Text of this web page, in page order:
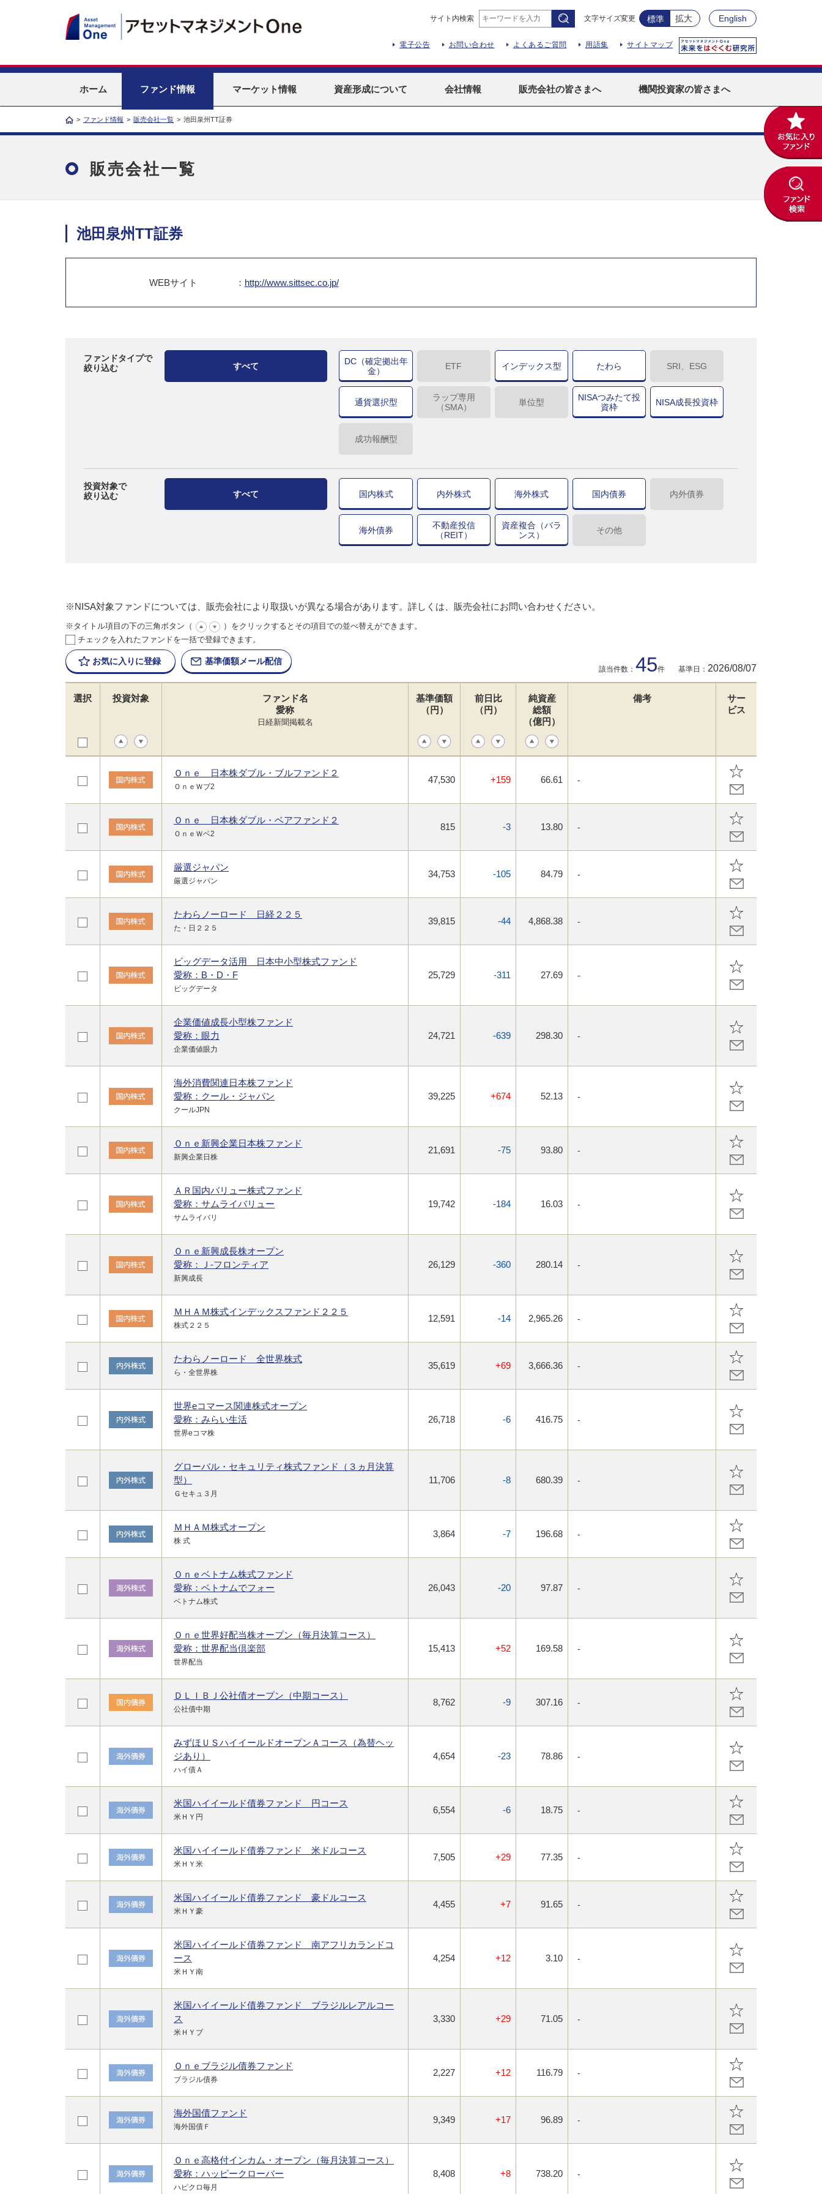
サイト内検索 文字サイズ変更 標準 拡大 English
電子公告 お問い合わせ よくあるご質問 用語集 サイトマップ
ホーム ファンド情報 マーケット情報 資産形成について 会社情報 販売会社の皆さまへ 機関投資家の皆さまへ
> ファンド情報 > 販売会社一覧 > 池田泉州TT証券
販売会社一覧
池田泉州TT証券
WEBサイト ： http://www.sittsec.co.jp/
ファンドタイプで
絞り込む
すべて
DC（確定拠出年
金）
ETF インデックス型 たわら SRI、ESG
通貨選択型
ラップ専用
（SMA）
単位型
NISAつみたて投
資枠
NISA成長投資枠
成功報酬型
投資対象で
絞り込む
すべて 国内株式 内外株式 海外株式 国内債券 内外債券
海外債券
不動産投信
（REIT）
資産複合（バラ
ンス）
その他
※NISA対象ファンドについては、販売会社により取扱いが異なる場合があります。詳しくは、販売会社にお問い合わせください。
※タイトル項目の下の三角ボタン（
）をクリックするとその項目での並べ替えができます。
チェックを入れたファンドを一括で登録できます。
お気に入りに登録 基準価額メール配信
該当件数： 45件 基準日： 2026/08/07
選択 投資対象
ファンド名
愛称
日経新聞掲載名
基準価額
（円）
前日比
（円）
純資産
総額
（億円）
備考
サー
ビス
Ｏｎｅ 日本株ダブル・ブルファンド２
ＯｎｅＷブ2
47,530 +159 66.61 -
Ｏｎｅ 日本株ダブル・ベアファンド２
ＯｎｅＷベ2
815 -3 13.80 -
厳選ジャパン
厳選ジャパン
34,753 -105 84.79 -
たわらノーロード 日経２２５
た・日２２５
39,815 -44 4,868.38 -
ビッグデータ活用 日本中小型株式ファンド
愛称：B・D・F
ビッグデータ
25,729 -311 27.69 -
企業価値成長小型株ファンド
愛称：眼力
企業価値眼力
24,721 -639 298.30 -
海外消費関連日本株ファンド
愛称：クール・ジャパン
クールJPN
39,225 +674 52.13 -
Ｏｎｅ新興企業日本株ファンド
新興企業日株
21,691 -75 93.80 -
ＡＲ国内バリュー株式ファンド
愛称：サムライバリュー
サムライバリ
19,742 -184 16.03 -
Ｏｎｅ新興成長株オープン
愛称：Ｊ-フロンティア
新興成長
26,129 -360 280.14 -
ＭＨＡＭ株式インデックスファンド２２５
株式２２５
12,591 -14 2,965.26 -
たわらノーロード 全世界株式
ら・全世界株
35,619 +69 3,666.36 -
世界eコマース関連株式オープン
愛称：みらい生活
世界eコマ株
26,718 -6 416.75 -
グローバル・セキュリティ株式ファンド（３ヵ月決算
型）
Ｇセキュ３月
11,706 -8 680.39 -
ＭＨＡＭ株式オープン
株 式
3,864 -7 196.68 -
Ｏｎｅベトナム株式ファンド
愛称：ベトナムでフォー
ベトナム株式
26,043 -20 97.87 -
Ｏｎｅ世界好配当株オープン（毎月決算コース）
愛称：世界配当倶楽部
世界配当
15,413 +52 169.58 -
ＤＬＩＢＪ公社債オープン（中期コース）
公社債中期
8,762 -9 307.16 -
みずほＵＳハイイールドオープンＡコース（為替ヘッ
ジあり）
ハイ債Ａ
4,654 -23 78.86 -
米国ハイイールド債券ファンド 円コース
米ＨＹ円
6,554 -6 18.75 -
米国ハイイールド債券ファンド 米ドルコース
米ＨＹ米
7,505 +29 77.35 -
米国ハイイールド債券ファンド 豪ドルコース
米ＨＹ豪
4,455 +7 91.65 -
米国ハイイールド債券ファンド 南アフリカランドコ
ース
米ＨＹ南
4,254 +12 3.10 -
米国ハイイールド債券ファンド ブラジルレアルコー
ス
米ＨＹブ
3,330 +29 71.05 -
Ｏｎｅブラジル債券ファンド
ブラジル債券
2,227 +12 116.79 -
海外国債ファンド
海外国債Ｆ
9,349 +17 96.89 -
Ｏｎｅ高格付インカム・オープン（毎月決算コース）
愛称：ハッピークローバー
ハピクロ毎月
8,408 +8 738.20 -